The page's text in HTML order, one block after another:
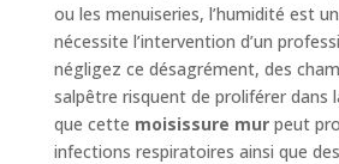
ou les menuiseries, l’humidité est
nécessite l’intervention d’un
négligez ce désagrément, des
salpêtre risquent de proliférer dans
que cette moisissure murpeut
infections respiratoires ainsi que